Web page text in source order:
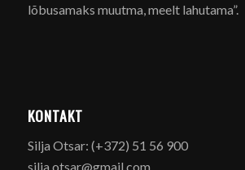
lõbusamaks muutma, meelt lahutama”.
KONTAKT
Silja Otsar: (+372) 51 56 900
silja.otsar@gmail.com